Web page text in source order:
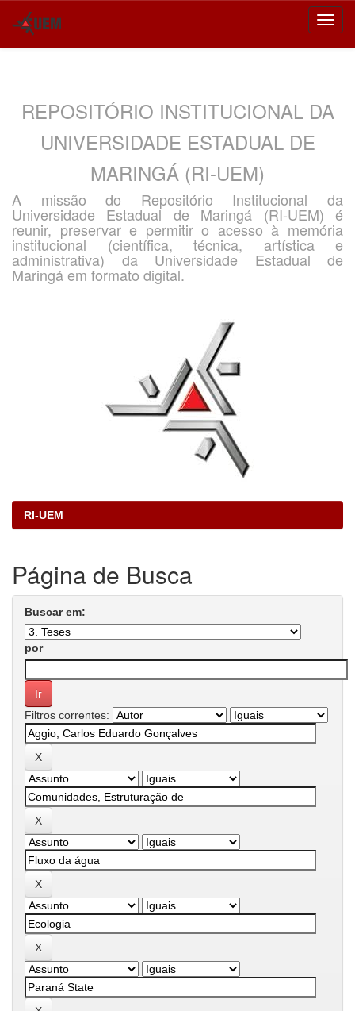
REPOSITÓRIO INSTITUCIONAL DA
UNIVERSIDADE ESTADUAL DE
MARINGÁ (RI-UEM)
A missão do Repositório Institucional da
Universidade Estadual de Maringá (RI-UEM) é
reunir, preservar e permitir o acesso à memória
institucional (científica, técnica, artística e
administrativa) da Universidade Estadual de
Maringá em formato digital.
RI-UEM
Página de Busca
Buscar em:
por
Filtros correntes: